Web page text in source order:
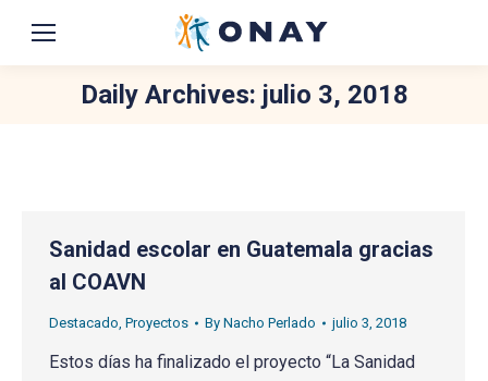
Daily Archives: julio 3, 2018
Sanidad escolar en Guatemala gracias
al COAVN
Destacado, Proyectos By Nacho Perlado julio 3, 2018
Estos días ha finalizado el proyecto “La Sanidad